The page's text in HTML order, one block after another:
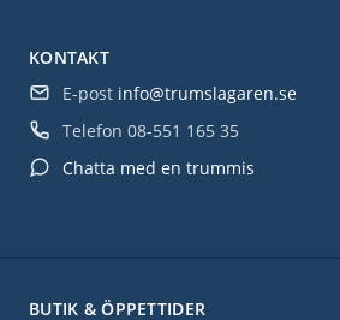
BUTIK & ÖPPETTIDER
KONTAKT
E-post info@trumslagaren.se
Telefon 08-551 165 35
Chatta med en trummis